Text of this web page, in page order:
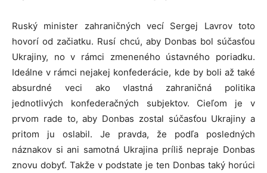
Ruský minister zahraničných vecí Sergej Lavrov toto
hovorí od začiatku. Rusí chcú, aby Donbas bol súčasťou
Ukrajiny, no v rámci zmeneného ústavného poriadku.
Ideálne v rámci nejakej konfederácie, kde by boli až také
absurdné veci ako vlastná zahraničná politika
jednotlivých konfederačných subjektov. Cieľom je v
prvom rade to, aby Donbas zostal súčasťou Ukrajiny a
pritom ju oslabil. Je pravda, že podľa posledných
náznakov si ani samotná Ukrajina príliš nepraje Donbas
znovu dobyť. Takže v podstate je ten Donbas taký horúci